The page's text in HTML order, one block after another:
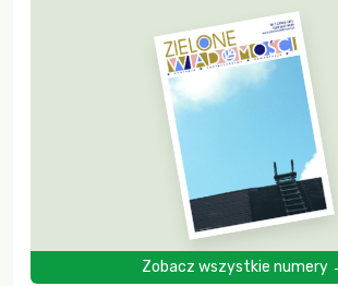
Zobacz wszystkie numery